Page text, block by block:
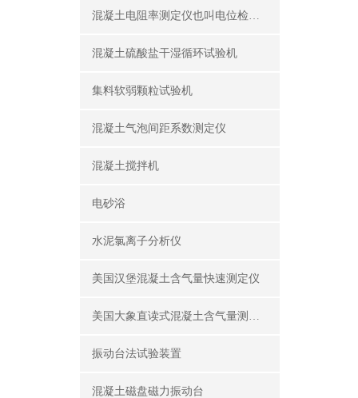
混凝土电阻率测定仪也叫电位检测仪（锈蚀分析仪）
混凝土硫酸盐干湿循环试验机
集料软弱颗粒试验机
混凝土气泡间距系数测定仪
混凝土搅拌机
电砂浴
水泥氯离子分析仪
美国汉堡混凝土含气量快速测定仪
美国大象直读式混凝土含气量测定仪
振动台法试验装置
混凝土磁盘磁力振动台